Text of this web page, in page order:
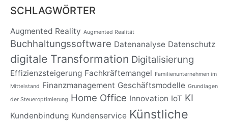
SCHLAGWÖRTER
Augmented Reality Augmented Realität
Buchhaltungssoftware Datenanalyse Datenschutz
digitale Transformation Digitalisierung
Effizienzsteigerung Fachkräftemangel Familienunternehmen im
Mittelstand Finanzmanagement Geschäftsmodelle Grundlagen
der Steueroptimierung Home Office Innovation IoT KI
Kundenbindung Kundenservice Künstliche